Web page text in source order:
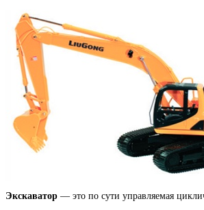
Экскаватор — это по сути управляемая